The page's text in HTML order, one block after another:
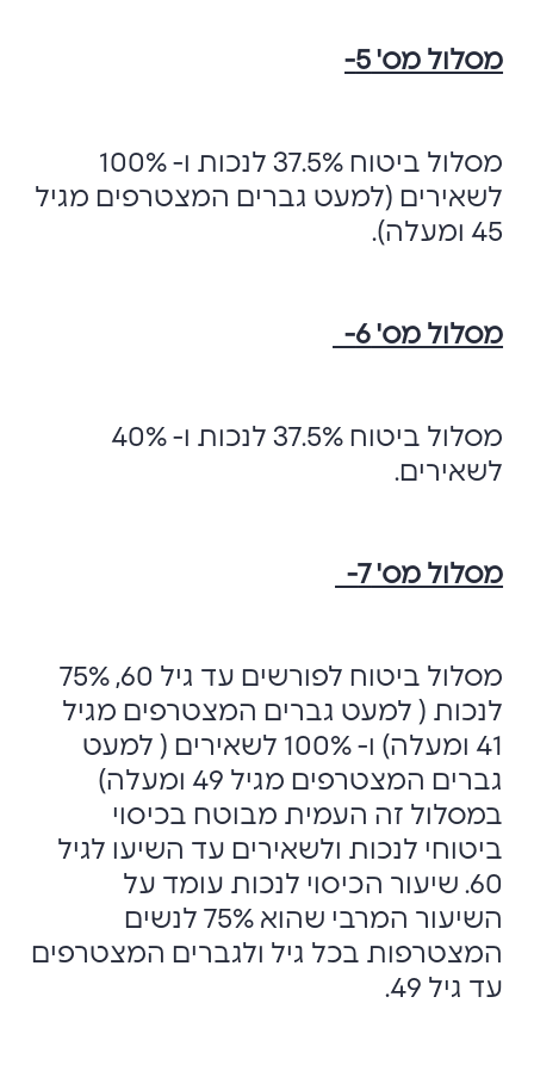
מסלול מס' 5-
מסלול ביטוח 37.5% לנכות ו- 100%
לשאירים (למעט גברים המצטרפים מגיל
45 ומעלה).
מסלול מס' 6-
מסלול ביטוח 37.5% לנכות ו- 40%
לשאירים.
מסלול מס' 7-
מסלול ביטוח לפורשים עד גיל 60, 75%
לנכות ( למעט גברים המצטרפים מגיל
41 ומעלה) ו- 100% לשאירים ( למעט
גברים המצטרפים מגיל 49 ומעלה)
במסלול זה העמית מבוטח בכיסוי
ביטוחי לנכות ולשאירים עד השיעו לגיל
60. שיעור הכיסוי לנכות עומד על
השיעור המרבי שהוא 75% לנשים
המצטרפות בכל גיל ולגברים המצטרפים
עד גיל 49.